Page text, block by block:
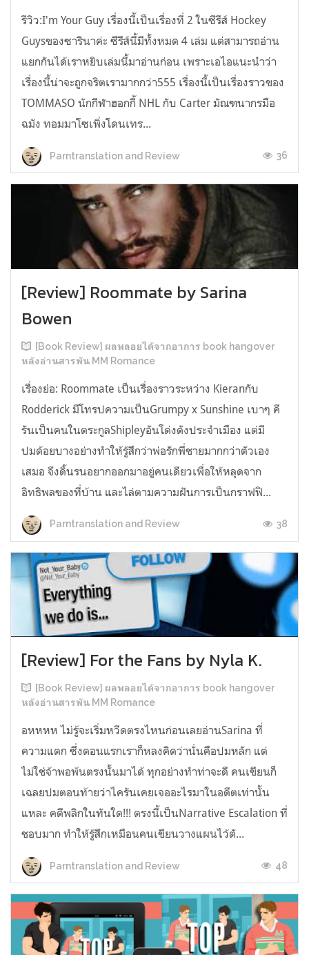
รีวิว:I'm Your Guy เรื่องนี้เป็นเรื่องที่ 2 ในซีรีส์ Hockey
Guysของซารินาค่ะ ซีรีส์นี้มีทั้งหมด 4 เล่ม แต่สามารถอ่าน
แยกกันได้เราหยิบเล่มนี้มาอ่านก่อน เพราะเอไอแนะนำว่า
เรื่องนี้น่าจะถูกจริตเรามากกว่า555 เรื่องนี้เป็นเรื่องราวของ
TOMMASO นักกีฬาฮอกกี้ NHL กับ Carter มัณฑนากรมือ
ฉมัง ทอมมาโซเพิ่งโดนเทร...
Parntranslation and Review 36
[Review] Roommate by Sarina
Bowen
[Book Review] ผลพลอยได้จากอาการ book hangover
หลังอ่านสารพัน MM Romance
เรื่องย่อ: Roommate เป็นเรื่องราวระหว่าง Kieranกับ
Rodderick มีโทรปความเป็นGrumpy x Sunshine เบาๆ คี
รันเป็นคนในตระกูลShipleyอันโด่งดังประจำเมือง แต่มี
ปมด้อยบางอย่างทำให้รู้สึกว่าพ่อรักพี่ชายมากกว่าตัวเอง
เสมอ จึงดิ้นรนอยากออกมาอยู่คนเดียวเพื่อให้หลุดจาก
อิทธิพลของที่บ้าน และไล่ตามความฝันการเป็นกราฟฟิ...
Parntranslation and Review 38
[Review] For the Fans by Nyla K.
[Book Review] ผลพลอยได้จากอาการ book hangover
หลังอ่านสารพัน MM Romance
อหหหห ไม่รู้จะเริ่มหวีดตรงไหนก่อนเลยอ่านSarina ที่
ความแตก ซึ่งตอนแรกเราก็หลงคิดว่านั่นคือปมหลัก แต่
ไม่ใช่จ้าพอพ้นตรงนั้นมาได้ ทุกอย่างทำท่าจะดี คนเขียนก็
เฉลยปมตอนท้ายว่าไครันเคยเจออะไรมาในอดีตเท่านั้น
แหละ คดีพลิกในทันใด!!! ตรงนี้เป็นNarrative Escalation ที่
ชอบมาก ทำให้รู้สึกเหมือนคนเขียนวางแผนไว้ตั...
Parntranslation and Review 48